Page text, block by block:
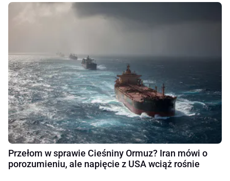
Przełom w sprawie Cieśniny Ormuz? Iran mówi o
porozumieniu, ale napięcie z USA wciąż rośnie